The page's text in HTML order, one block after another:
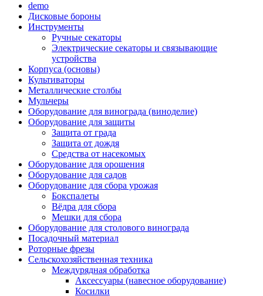
demo
Дисковые бороны
Инструменты
Ручные секаторы
Электрические секаторы и связывающие
устройства
Корпуса (основы)
Культиваторы
Металлические столбы
Мульчеры
Оборудование для винограда (виноделие)
Оборудование для защиты
Защита от града
Защита от дождя
Средства от насекомых
Оборудование для орошения
Оборудование для садов
Оборудование для сбора урожая
Бокспалеты
Вёдра для сбора
Мешки для сбора
Оборудование для столового винограда
Посадочный материал
Роторные фрезы
Сельскохозяйственная техника
Междурядная обработка
Аксессуары (навесное оборудование)
Косилки